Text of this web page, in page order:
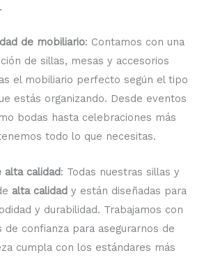
de mobiliario: Contamos con una
de sillas, mesas y accesorios
el mobiliario perfecto según el tipo
estás organizando. Desde eventos
bodas hasta celebraciones más
todo lo que necesitas.
alta calidad: Todas nuestras sillas y
alta calidad y están diseñadas para
y durabilidad. Trabajamos con
de confianza para asegurarnos de
cumpla con los estándares más